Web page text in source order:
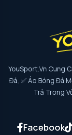
YouSport.vn Cung
Đá, ✅ Áo Bóng Đá
Trả Trong
Facebook